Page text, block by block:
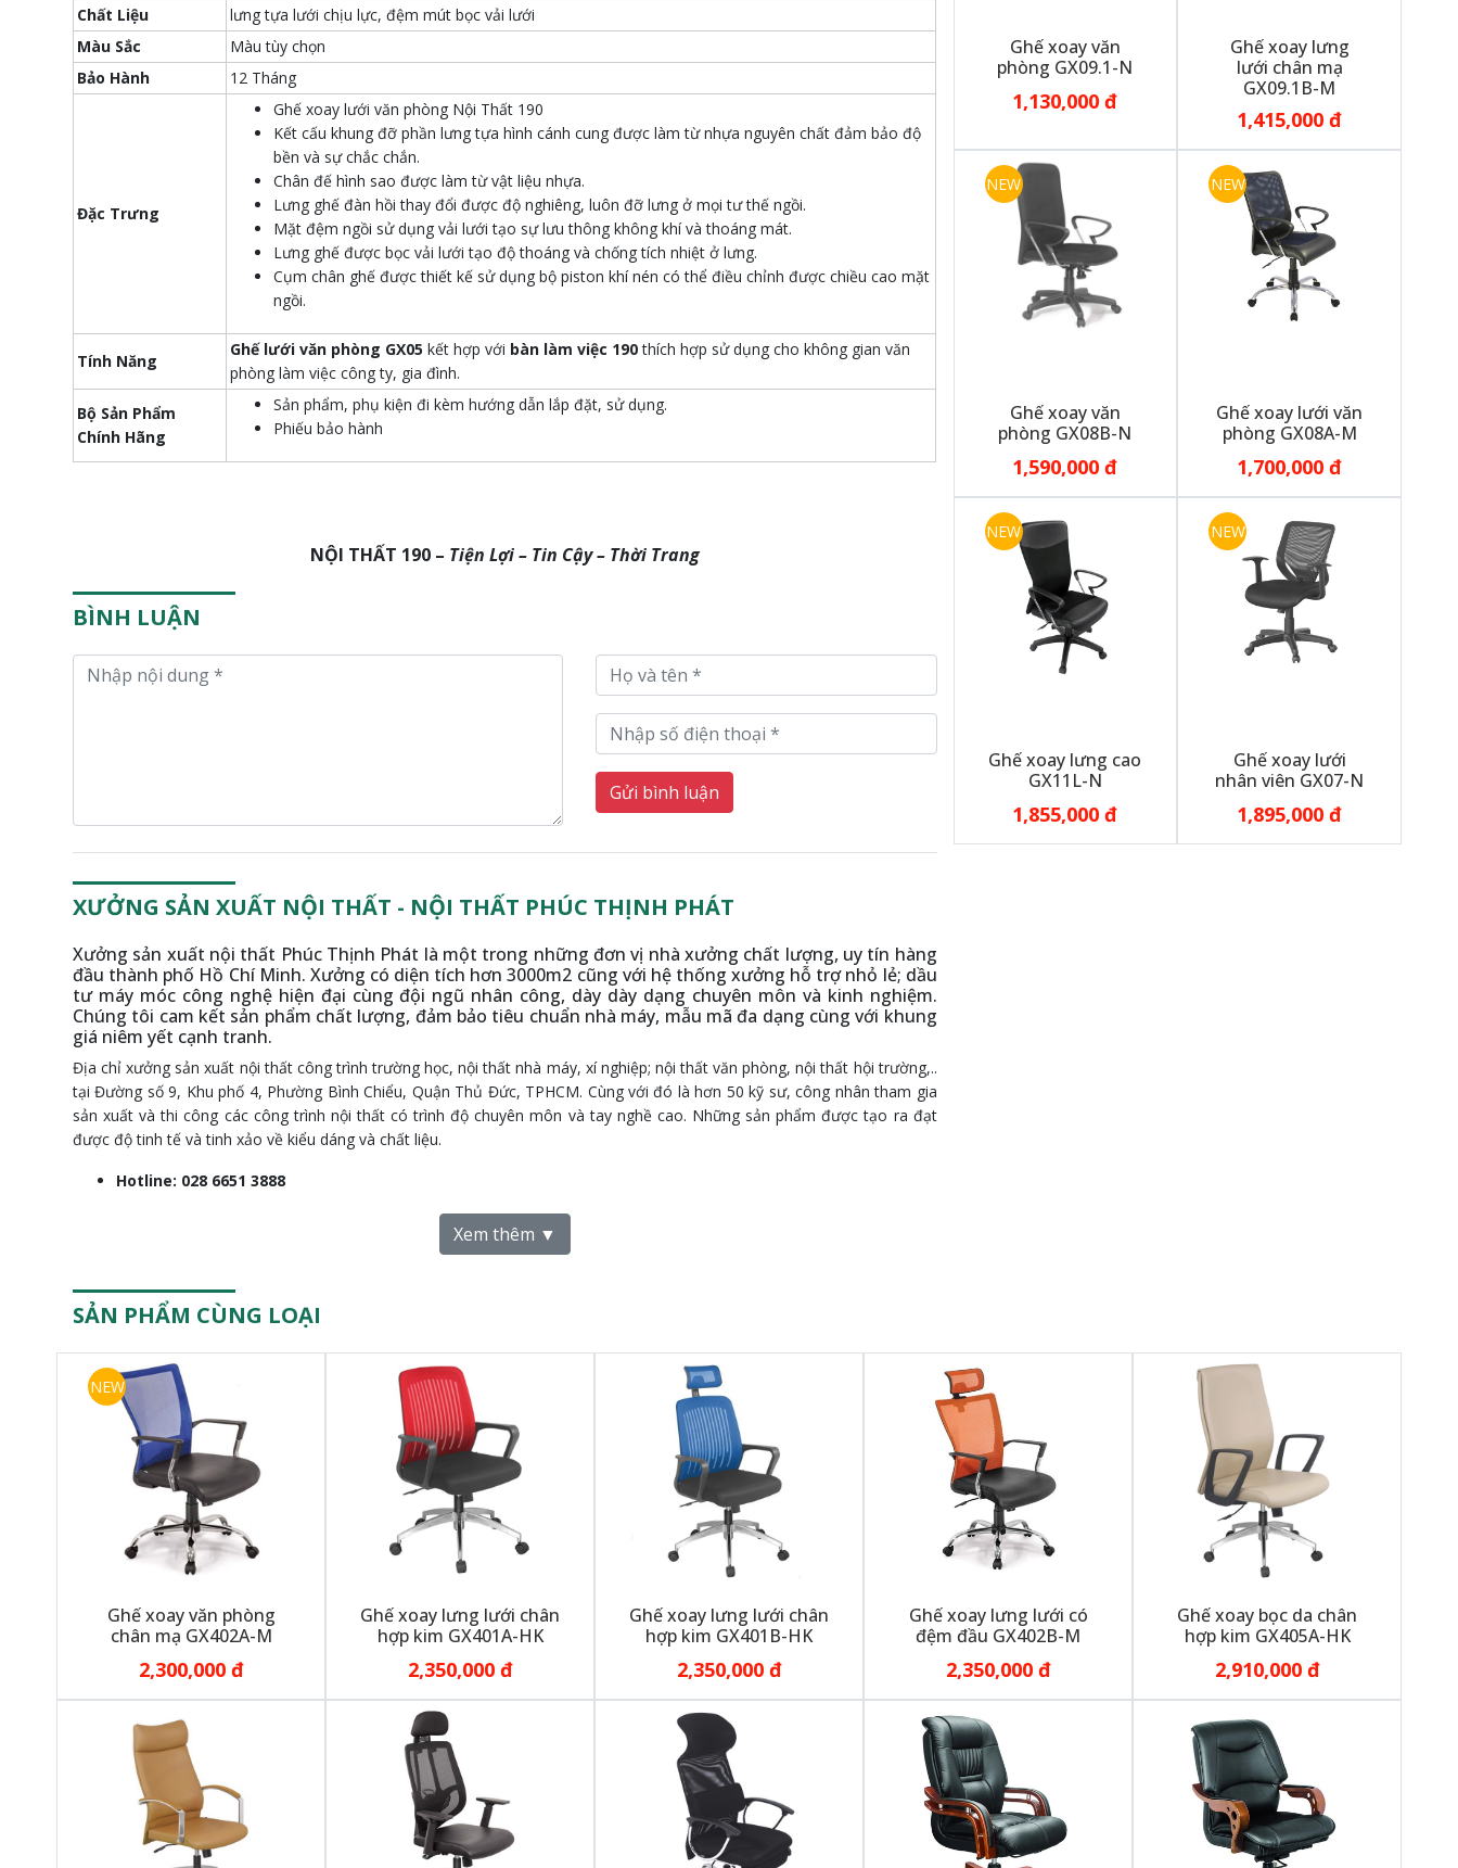
Chất Liệu
lưng tựa lưới chịu lực, đệm mút bọc vải lưới
Màu Sắc
Màu tùy chọn
Bảo Hành
12 Tháng
Đặc Trưng
Ghế xoay lưới văn phòng Nội Thất 190
Kết cấu khung đỡ phần lưng tựa hình cánh cung được làm từ nhựa nguyên chất đảm bảo độ
bền và sự chắc chắn.
Chân đế hình sao được làm từ vật liệu nhựa.
Lưng ghế đàn hồi thay đổi được độ nghiêng, luôn đỡ lưng ở mọi tư thế ngồi.
Mặt đệm ngồi sử dụng vải lưới tạo sự lưu thông không khí và thoáng mát.
Lưng ghế được bọc vải lưới tạo độ thoáng và chống tích nhiệt ở lưng.
Cụm chân ghế được thiết kế sử dụng bộ piston khí nén có thể điều chỉnh được chiều cao mặt
ngồi.
Tính Năng
Ghế lưới văn phòng GX05 kết hợp với bàn làm việc 190thích hợp sử dụng cho không gian văn
phòng làm việc công ty, gia đình.
Bộ Sản Phẩm
Chính Hãng
Sản phẩm, phụ kiện đi kèm hướng dẫn lắp đặt, sử dụng.
Phiếu bảo hành
NỘI THẤT 190 – Tiện Lợi – Tin Cậy – Thời Trang
BÌNH LUẬN
Gửi bình luận
XƯỞNG SẢN XUẤT NỘI THẤT - NỘI THẤT PHÚC THỊNH PHÁT
Xưởng sản xuất nội thất Phúc Thịnh Phát là một trong những đơn vị nhà xưởng chất lượng, uy tín hàng
đầu thành phố Hồ Chí Minh. Xưởng có diện tích hơn 3000m2 cũng với hệ thống xưởng hỗ trợ nhỏ lẻ; dầu
tư máy móc công nghệ hiện đại cùng đội ngũ nhân công, dày dày dạng chuyên môn và kinh nghiệm.
Chúng tôi cam kết sản phẩm chất lượng, đảm bảo tiêu chuẩn nhà máy, mẫu mã đa dạng cùng với khung
giá niêm yết cạnh tranh.
Địa chỉ xưởng sản xuất nội thất công trình trường học, nội thất nhà máy, xí nghiệp; nội thất văn phòng, nội thất hội trường,..
tại Đường số 9, Khu phố 4, Phường Bình Chiểu, Quận Thủ Đức, TPHCM. Cùng với đó là hơn 50 kỹ sư, công nhân tham gia
sản xuất và thi công các công trình nội thất có trình độ chuyên môn và tay nghề cao. Những sản phẩm được tạo ra đạt
được độ tinh tế và tinh xảo về kiểu dáng và chất liệu.
Hotline: 028 6651 3888
204 Nơ Trang Long quận Bình Thạnh
232 Nơ Trang Long quận Bình Thạnh
Nói về năng lực và quy mô nhà xưởng, Nội thất Phúc Thịnh Phát luôn không ngừng phát triển hệ thống nhà xưởng, nâng
cao tay nghề công nhân để đây là điều kiện để đến gần hơn với khách hàng cũng như mở rộng thị trường, phát triển & mở
rộng công ty.Bài viết sau đây, chúng tôi giới thiệu đến khách hàng về Xưởng sản xuất của nội thất Phúc Thịnh
Xem thêm ▼
Ghế xoay văn
phòng GX09.1-N
1,130,000 đ
Ghế xoay lưng
lưới chân mạ
GX09.1B-M
1,415,000 đ
NEW
Ghế xoay văn
phòng GX08B-N
1,590,000 đ
NEW
Ghế xoay lưới văn
phòng GX08A-M
1,700,000 đ
NEW
Ghế xoay lưng cao
GX11L-N
1,855,000 đ
NEW
Ghế xoay lưới
nhân viên GX07-N
1,895,000 đ
SẢN PHẨM CÙNG LOẠI
NEW
Ghế xoay văn phòng
chân mạ GX402A-M
2,300,000 đ
Ghế xoay lưng lưới chân
hợp kim GX401A-HK
2,350,000 đ
Ghế xoay lưng lưới chân
hợp kim GX401B-HK
2,350,000 đ
Ghế xoay lưng lưới có
đệm đầu GX402B-M
2,350,000 đ
Ghế xoay bọc da chân
hợp kim GX405A-HK
2,910,000 đ